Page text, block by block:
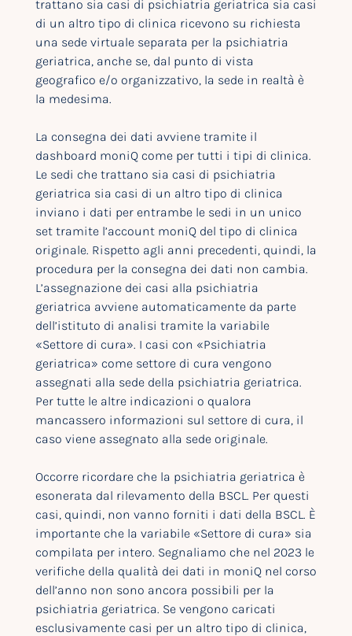
trattano sia casi di psichiatria geriatrica sia casi
di un altro tipo di clinica ricevono su richiesta
una sede virtuale separata per la psichiatria
geriatrica, anche se, dal punto di vista
geografico e/o organizzativo, la sede in realtà è
la medesima.
La consegna dei dati avviene tramite il
dashboard moniQ come per tutti i tipi di clinica.
Le sedi che trattano sia casi di psichiatria
geriatrica sia casi di un altro tipo di clinica
inviano i dati per entrambe le sedi in un unico
set tramite l’account moniQ del tipo di clinica
originale. Rispetto agli anni precedenti, quindi, la
procedura per la consegna dei dati non cambia.
L’assegnazione dei casi alla psichiatria
geriatrica avviene automaticamente da parte
dell’istituto di analisi tramite la variabile
«Settore di cura». I casi con «Psichiatria
geriatrica» come settore di cura vengono
assegnati alla sede della psichiatria geriatrica.
Per tutte le altre indicazioni o qualora
mancassero informazioni sul settore di cura, il
caso viene assegnato alla sede originale.
Occorre ricordare che la psichiatria geriatrica è
esonerata dal rilevamento della BSCL. Per questi
casi, quindi, non vanno forniti i dati della BSCL. È
importante che la variabile «Settore di cura» sia
compilata per intero. Segnaliamo che nel 2023 le
verifiche della qualità dei dati in moniQ nel corso
dell’anno non sono ancora possibili per la
psichiatria geriatrica. Se vengono caricati
esclusivamente casi per un altro tipo di clinica,